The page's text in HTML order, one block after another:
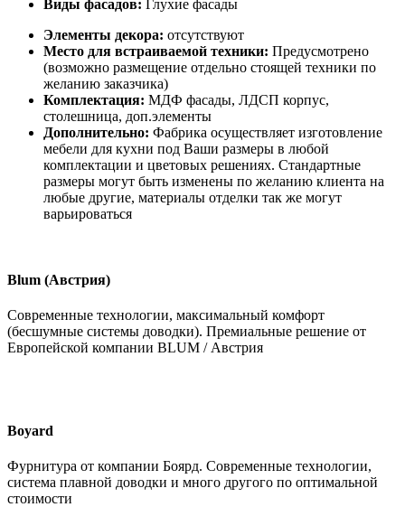
Виды фасадов: Глухие фасады
Элементы декора: отсутствуют
Место для встраиваемой техники: Предусмотрено
(возможно размещение отдельно стоящей техники по
желанию заказчика)
Комплектация: МДФ фасады, ЛДСП корпус,
столешница, доп.элементы
Дополнительно: Фабрика осуществляет изготовление
мебели для кухни под Ваши размеры в любой
комплектации и цветовых решениях. Стандартные
размеры могут быть изменены по желанию клиента на
любые другие, материалы отделки так же могут
варьироваться
Blum (Австрия)
Современные технологии, максимальный комфорт
(бесшумные системы доводки). Премиальные решение от
Европейской компании BLUM / Австрия
Boyard
Фурнитура от компании Боярд. Современные технологии,
система плавной доводки и много другого по оптимальной
стоимости